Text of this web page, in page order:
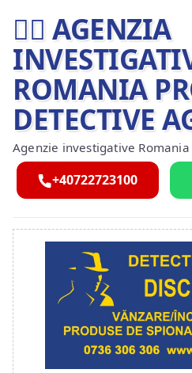
🕵️‍♂ AGENZIA
ROMANIA
DETECTIVE
Agenzie investigative Romania
+40722723100